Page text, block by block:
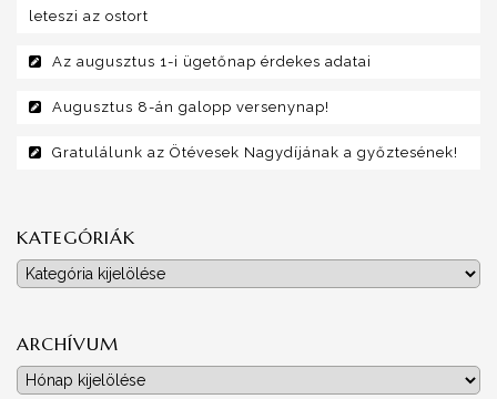
leteszi az ostort
Az augusztus 1-i ügetőnap érdekes adatai
Augusztus 8-án galopp versenynap!
Gratulálunk az Ötévesek Nagydíjának a győztesének!
KATEGÓRIÁK
Kategóriák
ARCHÍVUM
Archívum